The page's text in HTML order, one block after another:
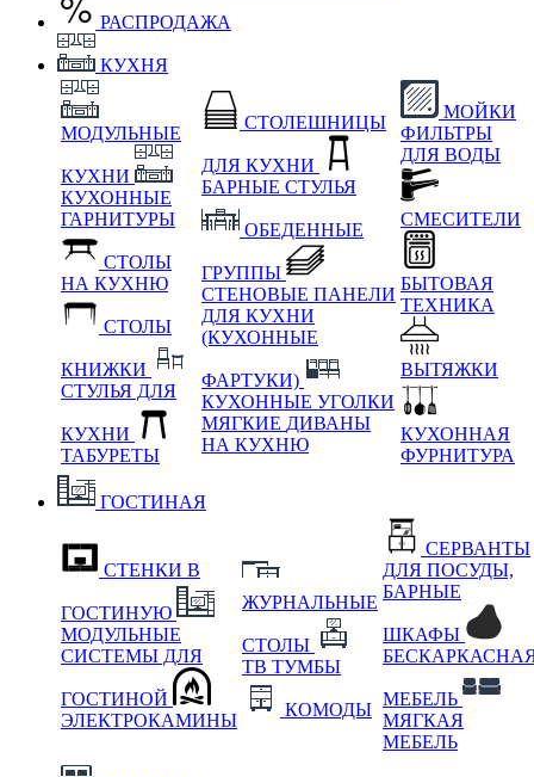
РАСПРОДАЖА
КУХНЯ
МОДУЛЬНЫЕ
КУХНИ
КУХОННЫЕ
ГАРНИТУРЫ
СТОЛЫ
НА КУХНЮ
СТОЛЫ
КНИЖКИ
СТУЛЬЯ ДЛЯ
КУХНИ
ТАБУРЕТЫ
СТОЛЕШНИЦЫ
ДЛЯ КУХНИ
БАРНЫЕ СТУЛЬЯ
ОБЕДЕННЫЕ
ГРУППЫ
СТЕНОВЫЕ ПАНЕЛИ
ДЛЯ КУХНИ
(КУХОННЫЕ
ФАРТУКИ)
КУХОННЫЕ УГОЛКИ
МЯГКИЕ ДИВАНЫ
НА КУХНЮ
МОЙКИ
ФИЛЬТРЫ
ДЛЯ ВОДЫ
СМЕСИТЕЛИ
БЫТОВАЯ
ТЕХНИКА
ВЫТЯЖКИ
КУХОННАЯ
ФУРНИТУРА
ГОСТИНАЯ
СТЕНКИ В
ГОСТИНУЮ
МОДУЛЬНЫЕ
СИСТЕМЫ ДЛЯ
ГОСТИНОЙ
ЭЛЕКТРОКАМИНЫ
ЖУРНАЛЬНЫЕ
СТОЛЫ
ТВ ТУМБЫ
КОМОДЫ
СЕРВАНТЫ
ДЛЯ ПОСУДЫ,
БАРНЫЕ
ШКАФЫ
МЕБЕЛЬ
МЯГКАЯ
МЕБЕЛЬ